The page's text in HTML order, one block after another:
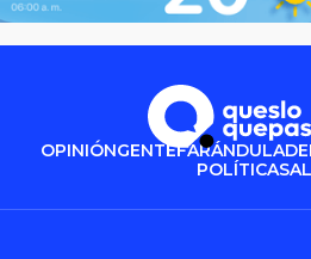
OPINIÓNGENTEFARÁNDULA
POLÍTICA